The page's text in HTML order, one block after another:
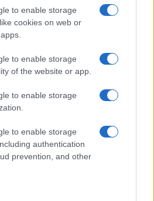
to enable storage
cookies on web or
to enable storage
of the website or app.
to enable storage
to enable storage
authentication
prevention, and other